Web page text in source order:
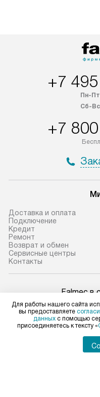
+7
Пн-
Сб-
+7
Доставка и оплата
Подключение
Кредит
Ремонт
Возврат и обмен
Сервисные центры
Контакты
Falmec в
Для
Для
Для работы нашего сайта
вы предоставляете
данных с помощью
присоединяетесь к тексту «